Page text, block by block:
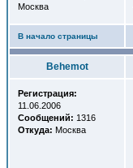
Москва
В начало страницы
Behemot
Регистрация:
11.06.2006
Сообщений: 1316
Откуда: Москва